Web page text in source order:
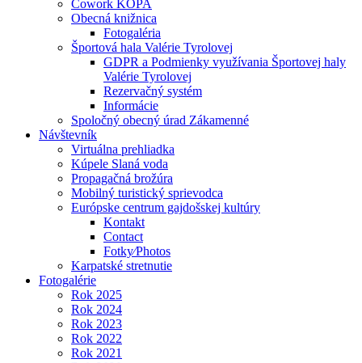
Cowork KOPA
Obecná knižnica
Fotogaléria
Športová hala Valérie Tyrolovej
GDPR a Podmienky využívania Športovej haly
Valérie Tyrolovej
Rezervačný systém
Informácie
Spoločný obecný úrad Zákamenné
Návštevník
Virtuálna prehliadka
Kúpele Slaná voda
Propagačná brožúra
Mobilný turistický sprievodca
Európske centrum gajdošskej kultúry
Kontakt
Contact
Fotky⁄Photos
Karpatské stretnutie
Fotogalérie
Rok 2025
Rok 2024
Rok 2023
Rok 2022
Rok 2021